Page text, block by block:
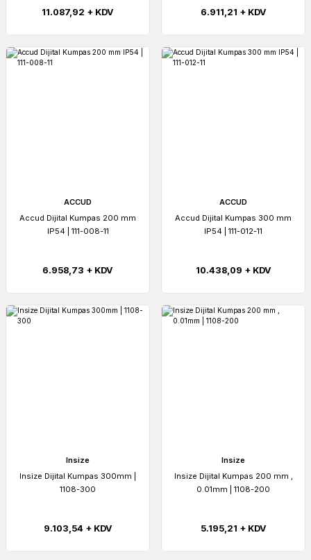
11.087,92 + KDV 6.911,21 + KDV
ACCUD
Accud Dijital Kumpas 200 mm
IP54 | 111-008-11
6.958,73 + KDV
ACCUD
Accud Dijital Kumpas 300 mm
IP54 | 111-012-11
10.438,09 + KDV
Insize
Insize Dijital Kumpas 300mm |
1108-300
9.103,54 + KDV
Insize
Insize Dijital Kumpas 200 mm ,
0.01mm | 1108-200
5.195,21 + KDV